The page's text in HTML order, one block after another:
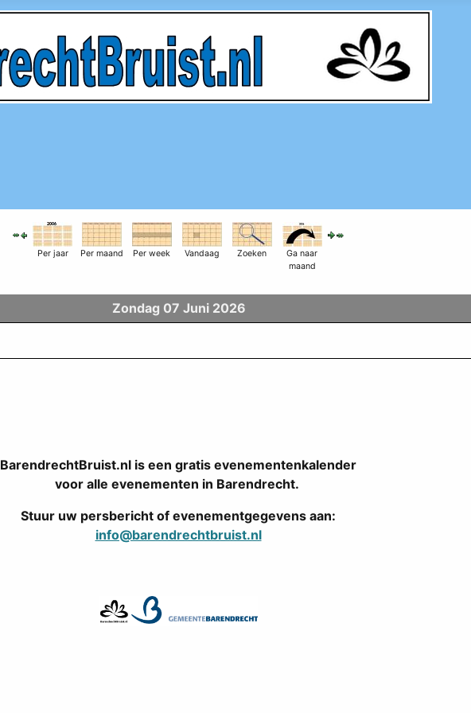
Per jaar Per maand Per week Vandaag Zoeken
Ga naar
maand
Zondag 07 Juni 2026
BarendrechtBruist.nl is een gratis evenementenkalender
voor alle evenementen in Barendrecht.
Stuur uw persbericht of evenementgegevens aan:
info@barendrechtbruist.nl